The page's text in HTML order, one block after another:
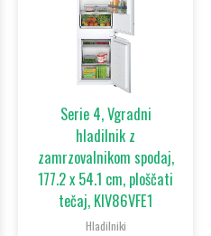
Serie 4, Vgradni
hladilnik z
zamrzovalnikom spodaj,
177.2 x 54.1 cm, ploščati
tečaj, KIV86VFE1
Hladilniki